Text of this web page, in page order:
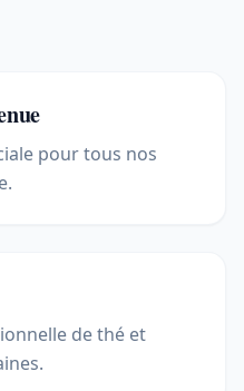
pour tous nos
de thé et